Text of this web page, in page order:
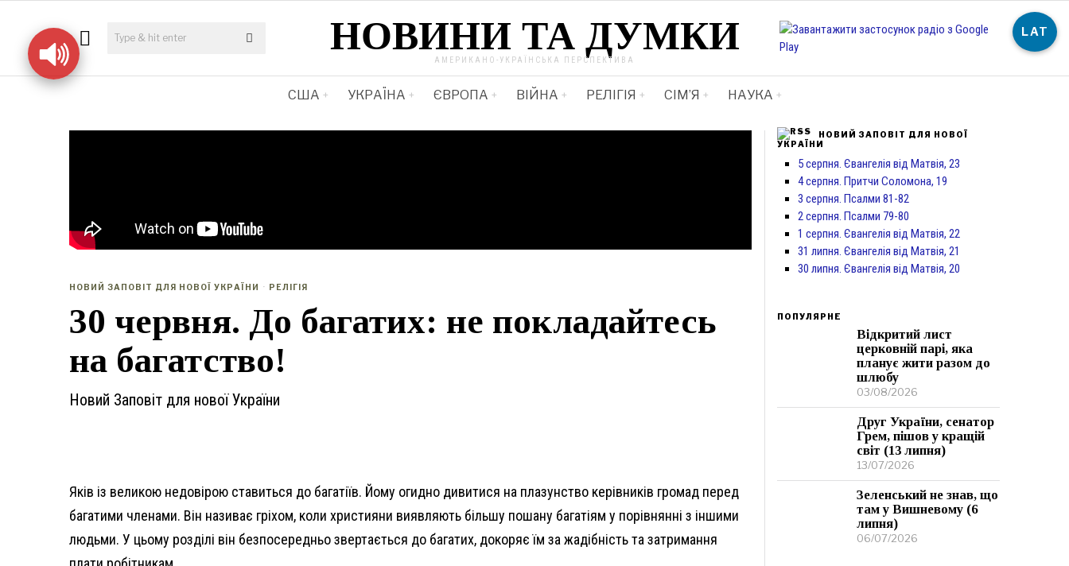
НОВИНИ ТА ДУМКИ
АМЕРИКАНО-УКРАЇНСЬКА ПЕРСПЕКТИВА
США УКРАЇНА ЄВРОПА ВІЙНА РЕЛІГІЯ СІМ’Я НАУКА
НОВИЙ ЗАПОВІТ ДЛЯ НОВОЇ УКРАЇНИ · РЕЛІГІЯ
30 червня. До багатих: не покладайтесь
на багатство!
Новий Заповіт для нової України
Яків із великою недовірою ставиться до багатіїв. Йому огидно дивитися на плазунство керівників громад перед
багатими членами. Він називає гріхом, коли християни виявляють більшу пошану багатіям у порівнянні з іншими
людьми. У цьому розділі він безпосередньо звертається до багатих, докоряє їм за жадібність та затримання
НОВИЙ ЗАПОВІТ ДЛЯ НОВОЇ
УКРАЇНИ
5 серпня. Євангелія від Матвія, 23
4 серпня. Притчи Соломона, 19
3 серпня. Псалми 81-82
2 серпня. Псалми 79-80
1 серпня. Євангелія від Матвія, 22
31 липня. Євангелія від Матвія, 21
30 липня. Євангелія від Матвія, 20
ПОПУЛЯРНЕ
Відкритий лист
церковній парі, яка
планує жити разом до
шлюбу
03/08/2026
Друг України, сенатор
Грем, пішов у кращій
світ (13 липня)
13/07/2026
Зеленський не знав, що
там у Вишневому (6
липня)
06/07/2026
LAT